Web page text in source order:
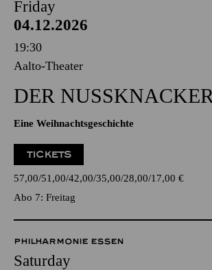
Friday
04.12.2026
19:30
Aalto-Theater
DER NUSSKNACKER
Eine Weihnachtsgeschichte
TICKETS
57,00 51,00 42,00 35,00 28,00 17,00 €
Abo 7: Freitag
PHILHARMONIE ESSEN
Saturday